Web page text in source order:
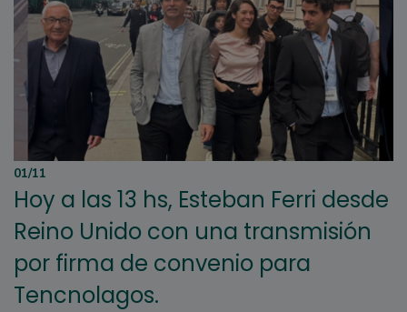
01/11
Hoy a las 13 hs, Esteban Ferri desde
Reino Unido con una transmisión
por firma de convenio para
Tencnolagos.